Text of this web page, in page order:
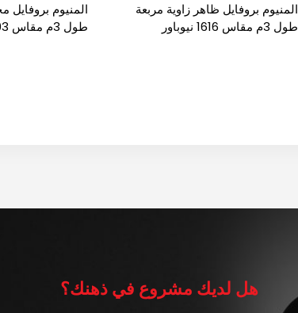
المنيوم بروفايل ظاهر زاوية مربعة
طول 3م مقاس 1616 نيوباور
المنيوم
طول 3م مقاس 403 نيوبارو
هل لديك مشروع في ذهنك؟